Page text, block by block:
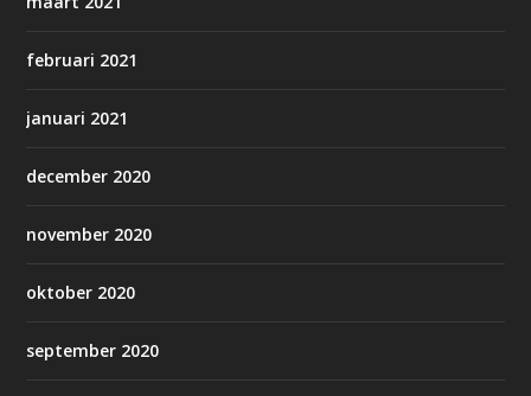
februari 2021
januari 2021
december 2020
november 2020
oktober 2020
september 2020